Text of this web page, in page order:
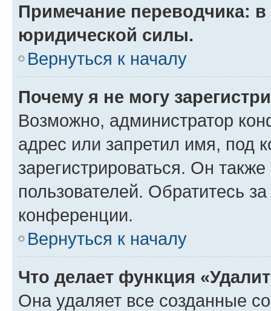
Примечание переводчика:
юридической силы.
Вернуться к началу
Почему я не могу
Возможно, администратор
адрес или запретил имя, под
зарегистрироваться. Он
пользователей. Обратитесь
конференции.
Вернуться к началу
Что делает функция
Она удаляет все созданные